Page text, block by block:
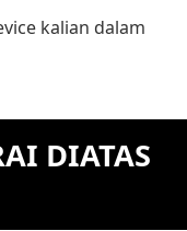
kalian dalam
DIATAS